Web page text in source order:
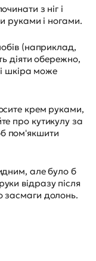
з ніг і
руками і ногами.
(наприклад,
діяти обережно,
шкіра може
крем руками,
про кутикулу за
пом'якшити
але було б
відразу після
засмаги долонь.